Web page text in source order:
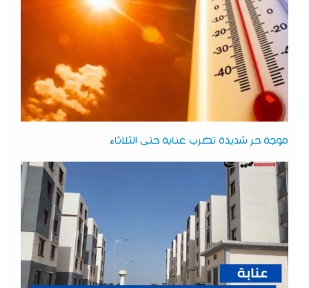
موجة حر شديدة تضرب عنابة حتى الثلاثاء